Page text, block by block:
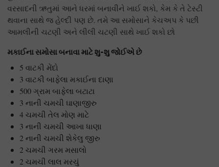
વરસાદની ઋતુમાં આને ધરમાં બનાવીને ખાઈ શકો, કેમ કે તે ટેસ્ટી
થવાના સાથે જ હેલ્દી પણ છે. તમે આ સમોસાને કેચઅપ કે પછી
આમલીની ચટણી અને લીલી ચટણી સાથે ખાઈ શકો છો
મકાઈના સમોસા બનાવા માટે શુ-શુ જોઈએ છે
5 વાટકી મેંદો
3 વાટકી બાફેલા મકાઈના દાણા
500 ગ્રામ બાફેલા બટાટા
3 નાની ચમચી ઘાણાજીરુ
4 ચમચી તેલ મોણ માટે
3 નાની ચમચી આખા ધાણા
2 નાની ચમચી શેકેલુ જીરુ
2 ચમચી ગરમ મસાલો
2 ચમચી લાલ મરચું